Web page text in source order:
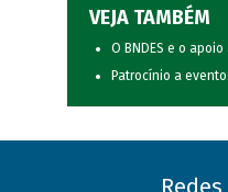
VEJA TAMBÉM
O BNDES e o
Patrocínio a